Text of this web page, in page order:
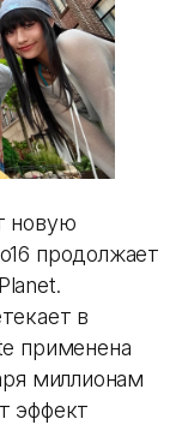
новую
продолжает
в
применена
миллионам
эффект